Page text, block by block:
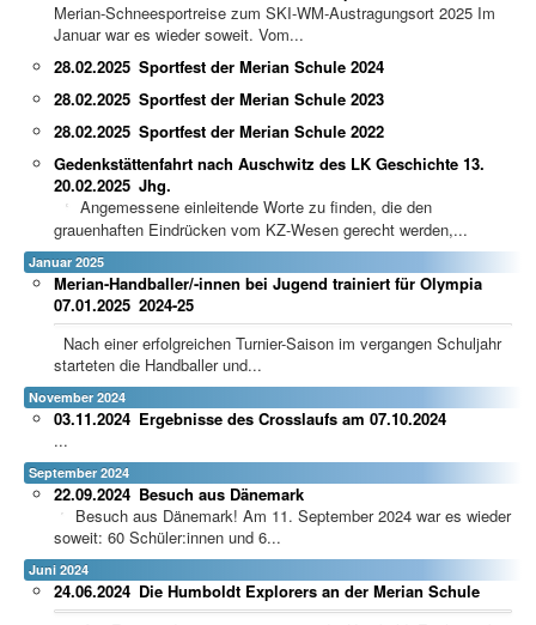
Merian-Schneesportreise zum SKI-WM-Austragungsort 2025 Im
Januar war es wieder soweit. Vom...
Sportfest der Merian Schule 2024
28.02.2025
Sportfest der Merian Schule 2023
28.02.2025
Sportfest der Merian Schule 2022
28.02.2025
Gedenkstättenfahrt nach Auschwitz des LK Geschichte 13.
Jhg.
20.02.2025
Angemessene einleitende Worte zu finden, die den
grauenhaften Eindrücken vom KZ-Wesen gerecht werden,...
Januar 2025
Merian-Handballer/-innen bei Jugend trainiert für Olympia
2024-25
07.01.2025
Nach einer erfolgreichen Turnier-Saison im vergangen Schuljahr
starteten die Handballer und...
November 2024
Ergebnisse des Crosslaufs am 07.10.2024
03.11.2024
...
September 2024
Besuch aus Dänemark
22.09.2024
Besuch aus Dänemark! Am 11. September 2024 war es wieder
soweit: 60 Schüler:innen und 6...
Juni 2024
Die Humboldt Explorers an der Merian Schule
24.06.2024